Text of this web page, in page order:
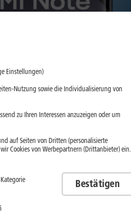
Einstellungen)
Nutzung sowie die Individualisierung von
zu Ihren Interessen anzuzeigen oder um
auf Seiten von Dritten (personalisierte
Cookies von Werbepartnern (Drittanbieter) ein.
Bestätigen